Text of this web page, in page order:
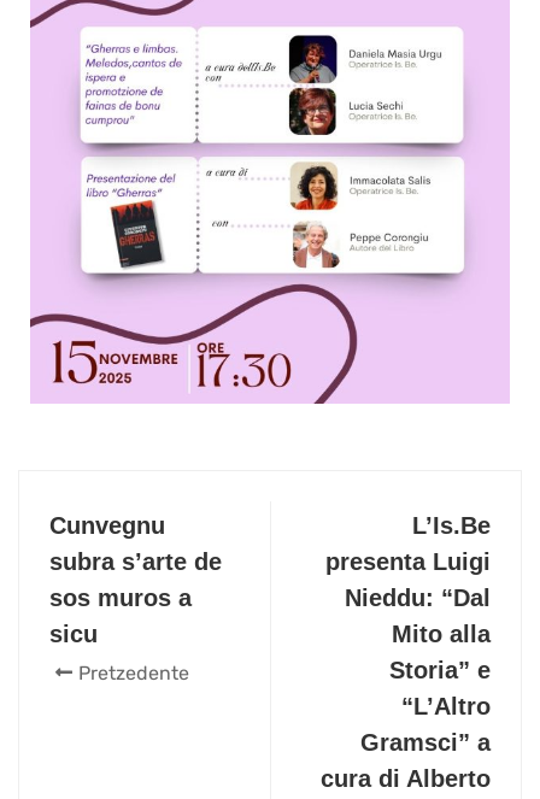
Cunvegnu
subra s’arte de
sos muros a
sicu
Pretzedente
L’Is.Be
presenta Luigi
Nieddu: “Dal
Mito alla
Storia” e
“L’Altro
Gramsci” a
cura di Alberto